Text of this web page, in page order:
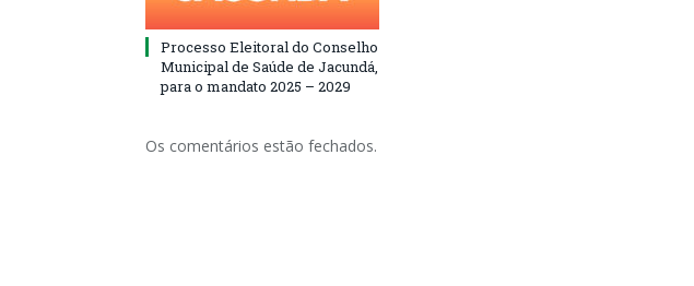
Processo Eleitoral do Conselho
Municipal de Saúde de Jacundá,
para o mandato 2025 – 2029
Os comentários estão fechados.